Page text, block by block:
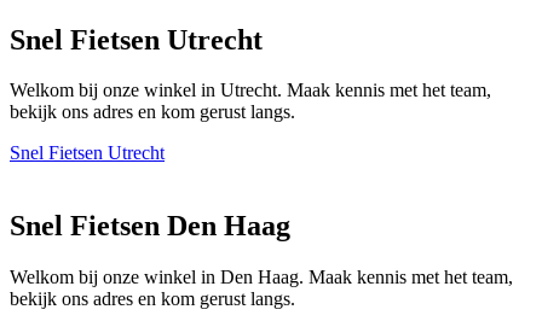
Snel Fietsen Utrecht
Welkom bij onze winkel in Utrecht. Maak kennis met het team,
bekijk ons adres en kom gerust langs.
Snel Fietsen Utrecht
Snel Fietsen Den Haag
Welkom bij onze winkel in Den Haag. Maak kennis met het team,
bekijk ons adres en kom gerust langs.